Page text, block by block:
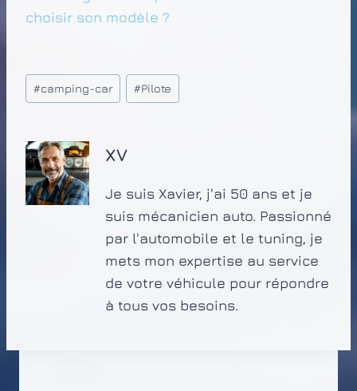
choisir son modèle ?
Étiquettes
de
publication :
#camping-car #Pilote
XV
Je suis Xavier, j'ai 50 ans et je
suis mécanicien auto. Passionné
par l'automobile et le tuning, je
mets mon expertise au service
de votre véhicule pour répondre
à tous vos besoins.